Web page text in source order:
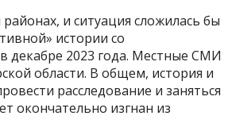
и ситуация сложилась бы
истории со
декабре 2023 года. Местные СМИ
области. В общем, история и
расследование и заняться
окончательно изгнан из